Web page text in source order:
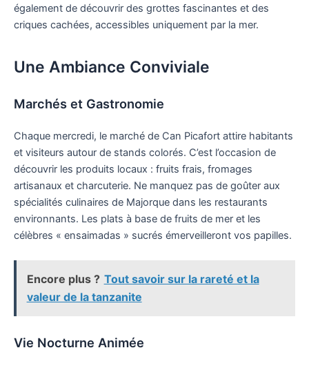
également de découvrir des grottes fascinantes et des
criques cachées, accessibles uniquement par la mer.
Une Ambiance Conviviale
Marchés et Gastronomie
Chaque mercredi, le marché de Can Picafort attire habitants
et visiteurs autour de stands colorés. C’est l’occasion de
découvrir les produits locaux : fruits frais, fromages
artisanaux et charcuterie. Ne manquez pas de goûter aux
spécialités culinaires de Majorque dans les restaurants
environnants. Les plats à base de fruits de mer et les
célèbres « ensaimadas » sucrés émerveilleront vos papilles.
Encore plus ? Tout savoir sur la rareté et la
valeur de la tanzanite
Vie Nocturne Animée